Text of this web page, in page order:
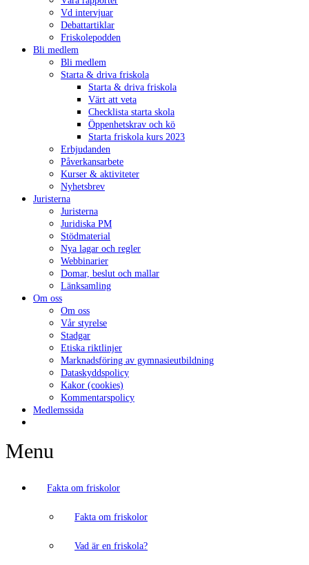
Vd intervjuar
Debattartiklar
Friskolepodden
Bli medlem
Bli medlem
Starta & driva friskola
Starta & driva friskola
Värt att veta
Checklista starta skola
Öppenhetskrav och kö
Starta friskola kurs 2023
Erbjudanden
Påverkansarbete
Kurser & aktiviteter
Nyhetsbrev
Juristerna
Juristerna
Juridiska PM
Stödmaterial
Nya lagar och regler
Webbinarier
Domar, beslut och mallar
Länksamling
Om oss
Om oss
Vår styrelse
Stadgar
Etiska riktlinjer
Marknadsföring av gymnasieutbildning
Dataskyddspolicy
Kakor (cookies)
Kommentarspolicy
Medlemssida
Menu
Fakta om friskolor
Fakta om friskolor
Vad är en friskola?